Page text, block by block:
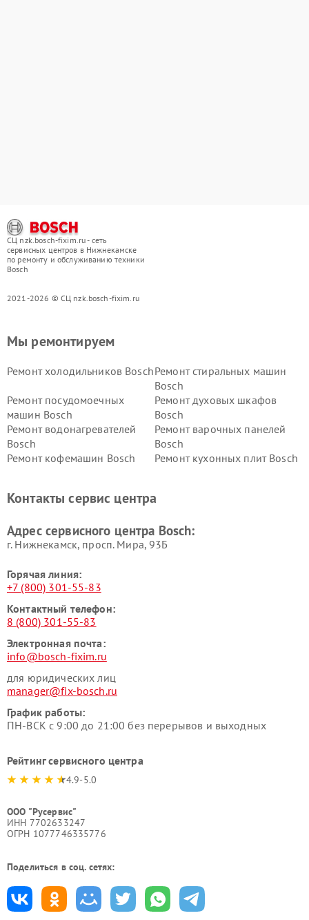
СЦ nzk.bosch-fixim.ru - сеть
сервисных центров в Нижнекамске
по ремонту и обслуживанию техники
Bosch
2021-2026 © СЦ nzk.bosch-fixim.ru
Мы ремонтируем
Ремонт холодильников BoschРемонт стиральных машин
Bosch
Ремонт посудомоечных
машин Bosch
Ремонт духовых шкафов
Bosch
Ремонт водонагревателей
Bosch
Ремонт варочных панелей
Bosch
Ремонт кофемашин Bosch
Ремонт кухонных плит Bosch
Ремонт сушильных автоматовРемонт морозильных камер
Контакты сервис центра
Адрес сервисного центра Bosch:
г. Нижнекамск, просп. Мира, 93Б
Горячая линия:
+7 (800) 301-55-83
Контактный телефон:
8 (800) 301-55-83
Электронная почта:
info@bosch-fixim.ru
для юридических лиц
manager@fix-bosch.ru
График работы:
ПН-ВСК с 9:00 до 21:00 без перерывов и выходных
Рейтинг сервисного центра
4.9-5.0
ООО "Русервис"
ИНН 7702633247
ОГРН 1077746335776
Поделиться в соц. сетях: